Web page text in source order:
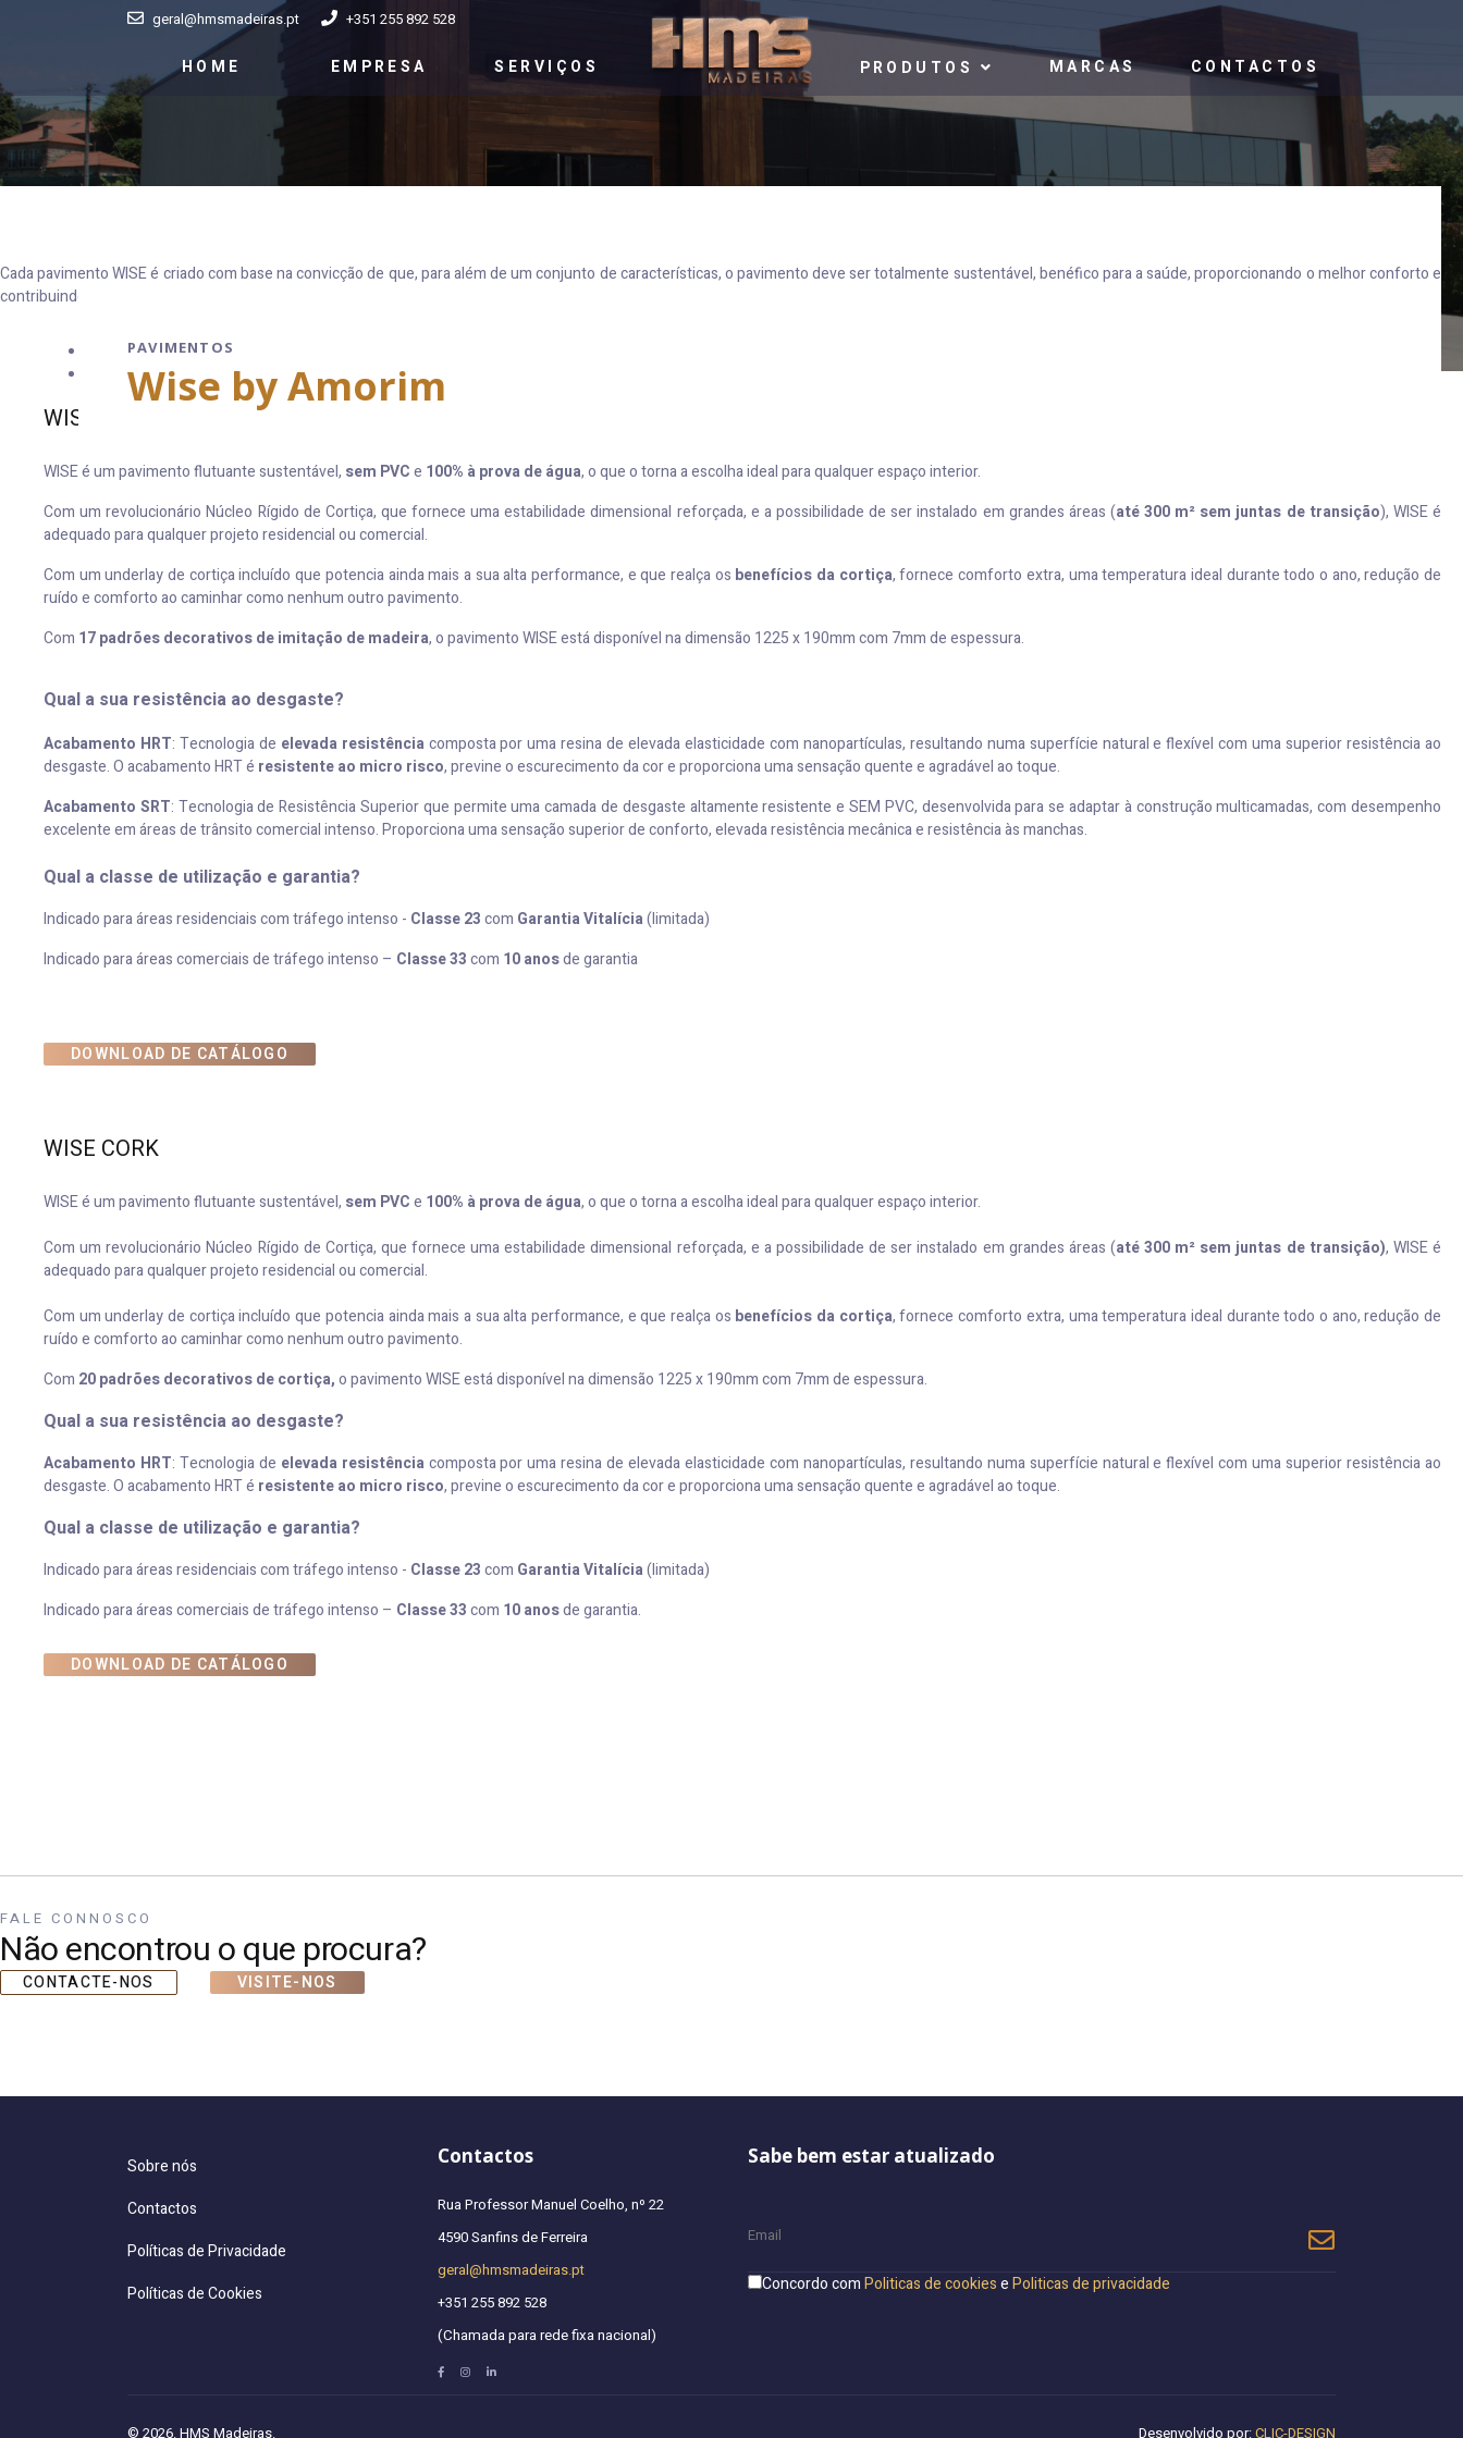
geral@hmsmadeiras.pt +351 255 892 528
HOME EMPRESA SERVIÇOS PRODUTOS MARCAS CONTACTOS
PAVIMENTOS
Wise by Amorim
Cada pavimento WISE é criado com base na convicção de que, para além de um conjunto de características, o pavimento deve ser totalmente sustentável, benéfico para a saúde, proporcionando o melhor conforto e
contribuindo de forma positiva para o futuro do planeta.
WISE WOOD
WISE CORK
WISE WOOD
WISE é um pavimento flutuante sustentável, sem PVCe 100% à prova de água, o que o torna a escolha ideal para qualquer espaço interior.
Com um revolucionário Núcleo Rígido de Cortiça, que fornece uma estabilidade dimensional reforçada, e a possibilidade de ser instalado em grandes áreas (até 300 m² sem juntas de transição), WISE é
adequado para qualquer projeto residencial ou comercial.
Com um underlay de cortiça incluído que potencia ainda mais a sua alta performance, e que realça os benefícios da cortiça, fornece comforto extra, uma temperatura ideal durante todo o ano, redução de
ruído e comforto ao caminhar como nenhum outro pavimento.
Com 17 padrões decorativos de imitação de madeira, o pavimento WISE está disponível na dimensão 1225 x 190mm com 7mm de espessura.
Qual a sua resistência ao desgaste?
Acabamento HRT: Tecnologia de elevada resistência composta por uma resina de elevada elasticidade com nanopartículas, resultando numa superfície natural e flexível com uma superior resistência ao
desgaste. O acabamento HRT é resistente ao micro risco, previne o escurecimento da cor e proporciona uma sensação quente e agradável ao toque.
Acabamento SRT: Tecnologia de Resistência Superior que permite uma camada de desgaste altamente resistente e SEM PVC, desenvolvida para se adaptar à construção multicamadas, com desempenho
excelente em áreas de trânsito comercial intenso. Proporciona uma sensação superior de conforto, elevada resistência mecânica e resistência às manchas.
Qual a classe de utilização e garantia?
Indicado para áreas residenciais com tráfego intenso - Classe 23com Garantia Vitalícia(limitada)
Indicado para áreas comerciais de tráfego intenso – Classe 33com 10 anosde garantia
DOWNLOAD DE CATÁLOGO
WISE CORK
WISE é um pavimento flutuante sustentável, sem PVCe 100% à prova de água, o que o torna a escolha ideal para qualquer espaço interior.
Com um revolucionário Núcleo Rígido de Cortiça, que fornece uma estabilidade dimensional reforçada, e a possibilidade de ser instalado em grandes áreas (até 300 m² sem juntas de transição), WISE é
adequado para qualquer projeto residencial ou comercial.
Com um underlay de cortiça incluído que potencia ainda mais a sua alta performance, e que realça os benefícios da cortiça, fornece comforto extra, uma temperatura ideal durante todo o ano, redução de
ruído e comforto ao caminhar como nenhum outro pavimento.
Com 20 padrões decorativos de cortiça,o pavimento WISE está disponível na dimensão 1225 x 190mm com 7mm de espessura.
Qual a sua resistência ao desgaste?
Acabamento HRT: Tecnologia de elevada resistência composta por uma resina de elevada elasticidade com nanopartículas, resultando numa superfície natural e flexível com uma superior resistência ao
desgaste. O acabamento HRT é resistente ao micro risco, previne o escurecimento da cor e proporciona uma sensação quente e agradável ao toque.
Qual a classe de utilização e garantia?
Indicado para áreas residenciais com tráfego intenso - Classe 23com Garantia Vitalícia(limitada)
Indicado para áreas comerciais de tráfego intenso – Classe 33com 10 anosde garantia.
DOWNLOAD DE CATÁLOGO
FALE CONNOSCO
Não encontrou o que procura?
CONTACTE-NOS VISITE-NOS
Sobre nós
Contactos
Políticas de Privacidade
Políticas de Cookies
Contactos
Rua Professor Manuel Coelho, nº 22
4590 Sanfins de Ferreira
geral@hmsmadeiras.pt
+351 255 892 528
(Chamada para rede fixa nacional)
Sabe bem estar atualizado
Concordo comPoliticas de cookiesePoliticas de privacidade
© 2026. HMS Madeiras. Desenvolvido por:CLIC-DESIGN